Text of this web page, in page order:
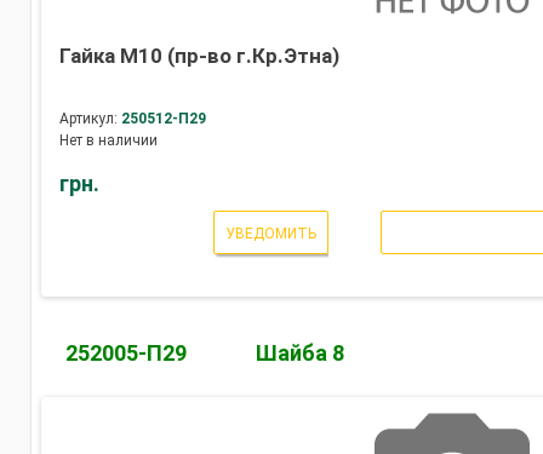
Гайка М10 (пр-во г.Кр.Этна)
Артикул: 250512-П29
Нет в наличии
грн.
УВЕДОМИТЬ
252005-П29 Шайба 8